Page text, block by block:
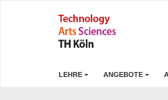
LEHRE ANGEBOTE